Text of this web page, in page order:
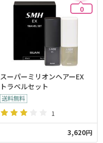
0
スーパーミリオンヘアーEX
トラベルセット
1
3,620円